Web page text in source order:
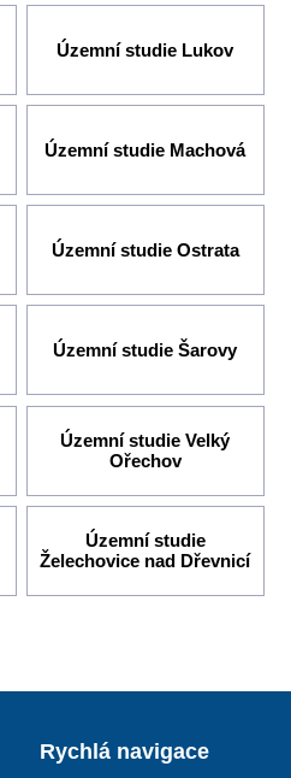
Územní studie Lukov
Územní studie Machová
Územní studie Ostrata
Územní studie Šarovy
Územní studie Velký
Ořechov
Územní studie
Želechovice nad Dřevnicí
Rychlá navigace